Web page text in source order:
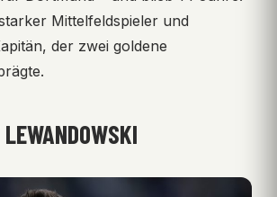
Mittelfeldspieler und
der zwei goldene